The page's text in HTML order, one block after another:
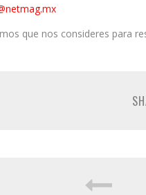
que nos consideres para